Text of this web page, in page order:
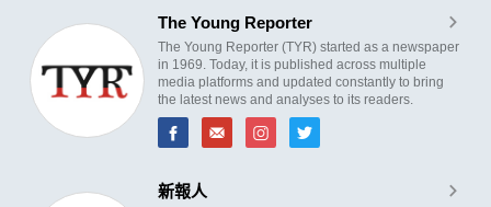
The Young Reporter
The Young Reporter (TYR) started as a newspaper
in 1969. Today, it is published across multiple
media platforms and updated constantly to bring
the latest news and analyses to its readers.
新報人